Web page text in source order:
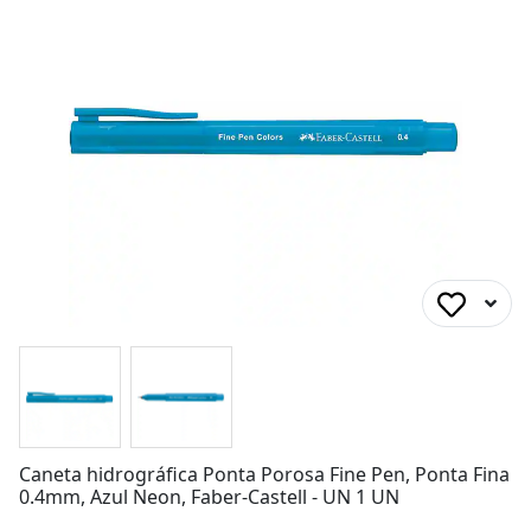
Caneta hidrográfica Ponta Porosa Fine Pen, Ponta Fina
0.4mm, Azul Neon, Faber-Castell - UN 1 UN